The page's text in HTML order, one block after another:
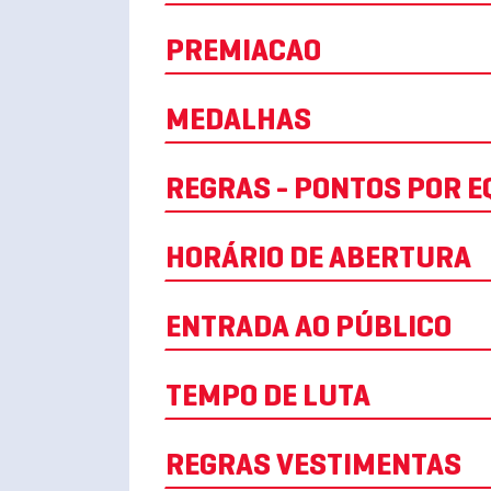
PREMIACAO
MEDALHAS
REGRAS - PONTOS POR
HORÁRIO DE ABERTURA
ENTRADA AO PÚBLICO
TEMPO DE LUTA
REGRAS VESTIMENTAS